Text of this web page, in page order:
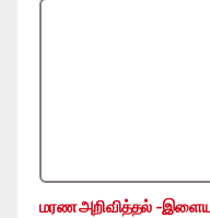
மரண அறிவித்தல் -